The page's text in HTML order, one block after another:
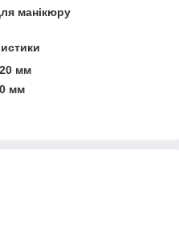
манікюру
мм
мм